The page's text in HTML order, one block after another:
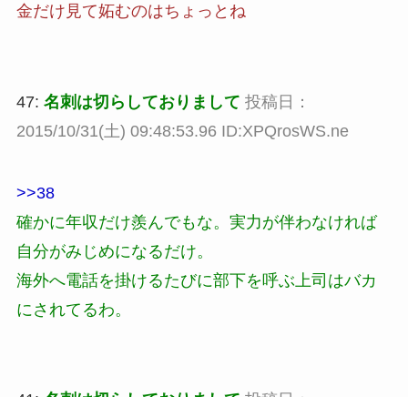
金だけ見て妬むのはちょっとね
47: 名刺は切らしておりまして 投稿日：
2015/10/31(土) 09:48:53.96 ID:XPQrosWS.ne
>>38
確かに年収だけ羨んでもな。実力が伴わなければ
自分がみじめになるだけ。
海外へ電話を掛けるたびに部下を呼ぶ上司はバカ
にされてるわ。